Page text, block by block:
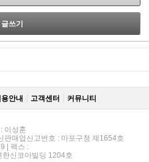
글쓰기
용안내 고객센터 커뮤니티
이성훈
매업신고번호 : 마포구청 제1654호
| 팩스 :
한신코아빌딩 1204호